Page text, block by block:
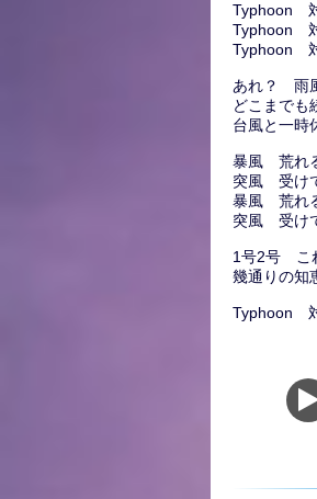
Typhoon
Typhoon
Typhoon
あれ？ 雨
どこまで
台風と一
暴風 荒れ
突風 受け
暴風 荒れ
突風 受け
1号2号 こ
幾通りの
Typhoon